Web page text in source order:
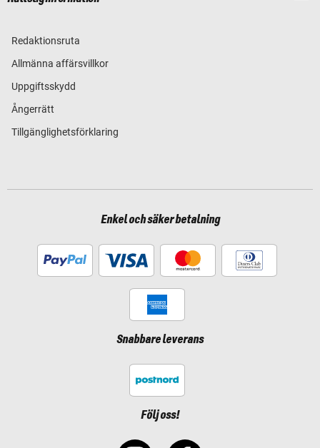
Redaktionsruta
Allmänna affärsvillkor
Uppgiftsskydd
Ångerrätt
Tillgänglighetsförklaring
Enkel och säker betalning
Snabbare leverans
Följ oss!